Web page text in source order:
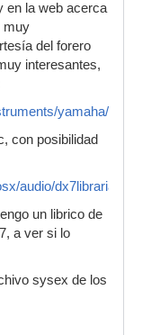
Estaría
de como se
dentro de
o
los TX-802
en la web acerca
muy
del forero
interesantes,
yamaha/
con posibilidad
audio/
un librico de
a ver si lo
sysex de los